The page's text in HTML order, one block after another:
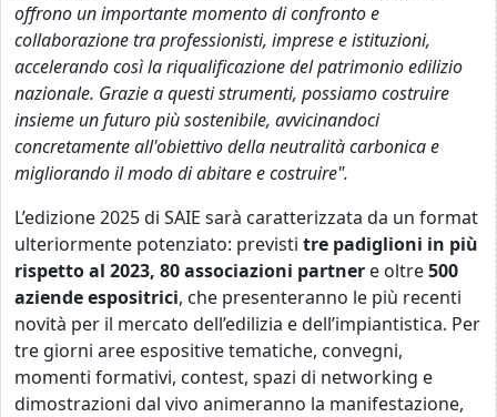
offrono un importante momento di confronto e
collaborazione tra professionisti, imprese e istituzioni,
accelerando così la riqualificazione del patrimonio edilizio
nazionale. Grazie a questi strumenti, possiamo costruire
insieme un futuro più sostenibile, avvicinandoci
concretamente all'obiettivo della neutralità carbonica e
migliorando il modo di abitare e costruire".
L’edizione 2025 di SAIE sarà caratterizzata da un format
ulteriormente potenziato: previsti tre padiglioni in più
rispetto al 2023, 80 associazioni partner e oltre500
aziende espositrici, che presenteranno le più recenti
novità per il mercato dell’edilizia e dell’impiantistica. Per
tre giorni aree espositive tematiche, convegni,
momenti formativi, contest, spazi di networking e
dimostrazioni dal vivo animeranno la manifestazione,